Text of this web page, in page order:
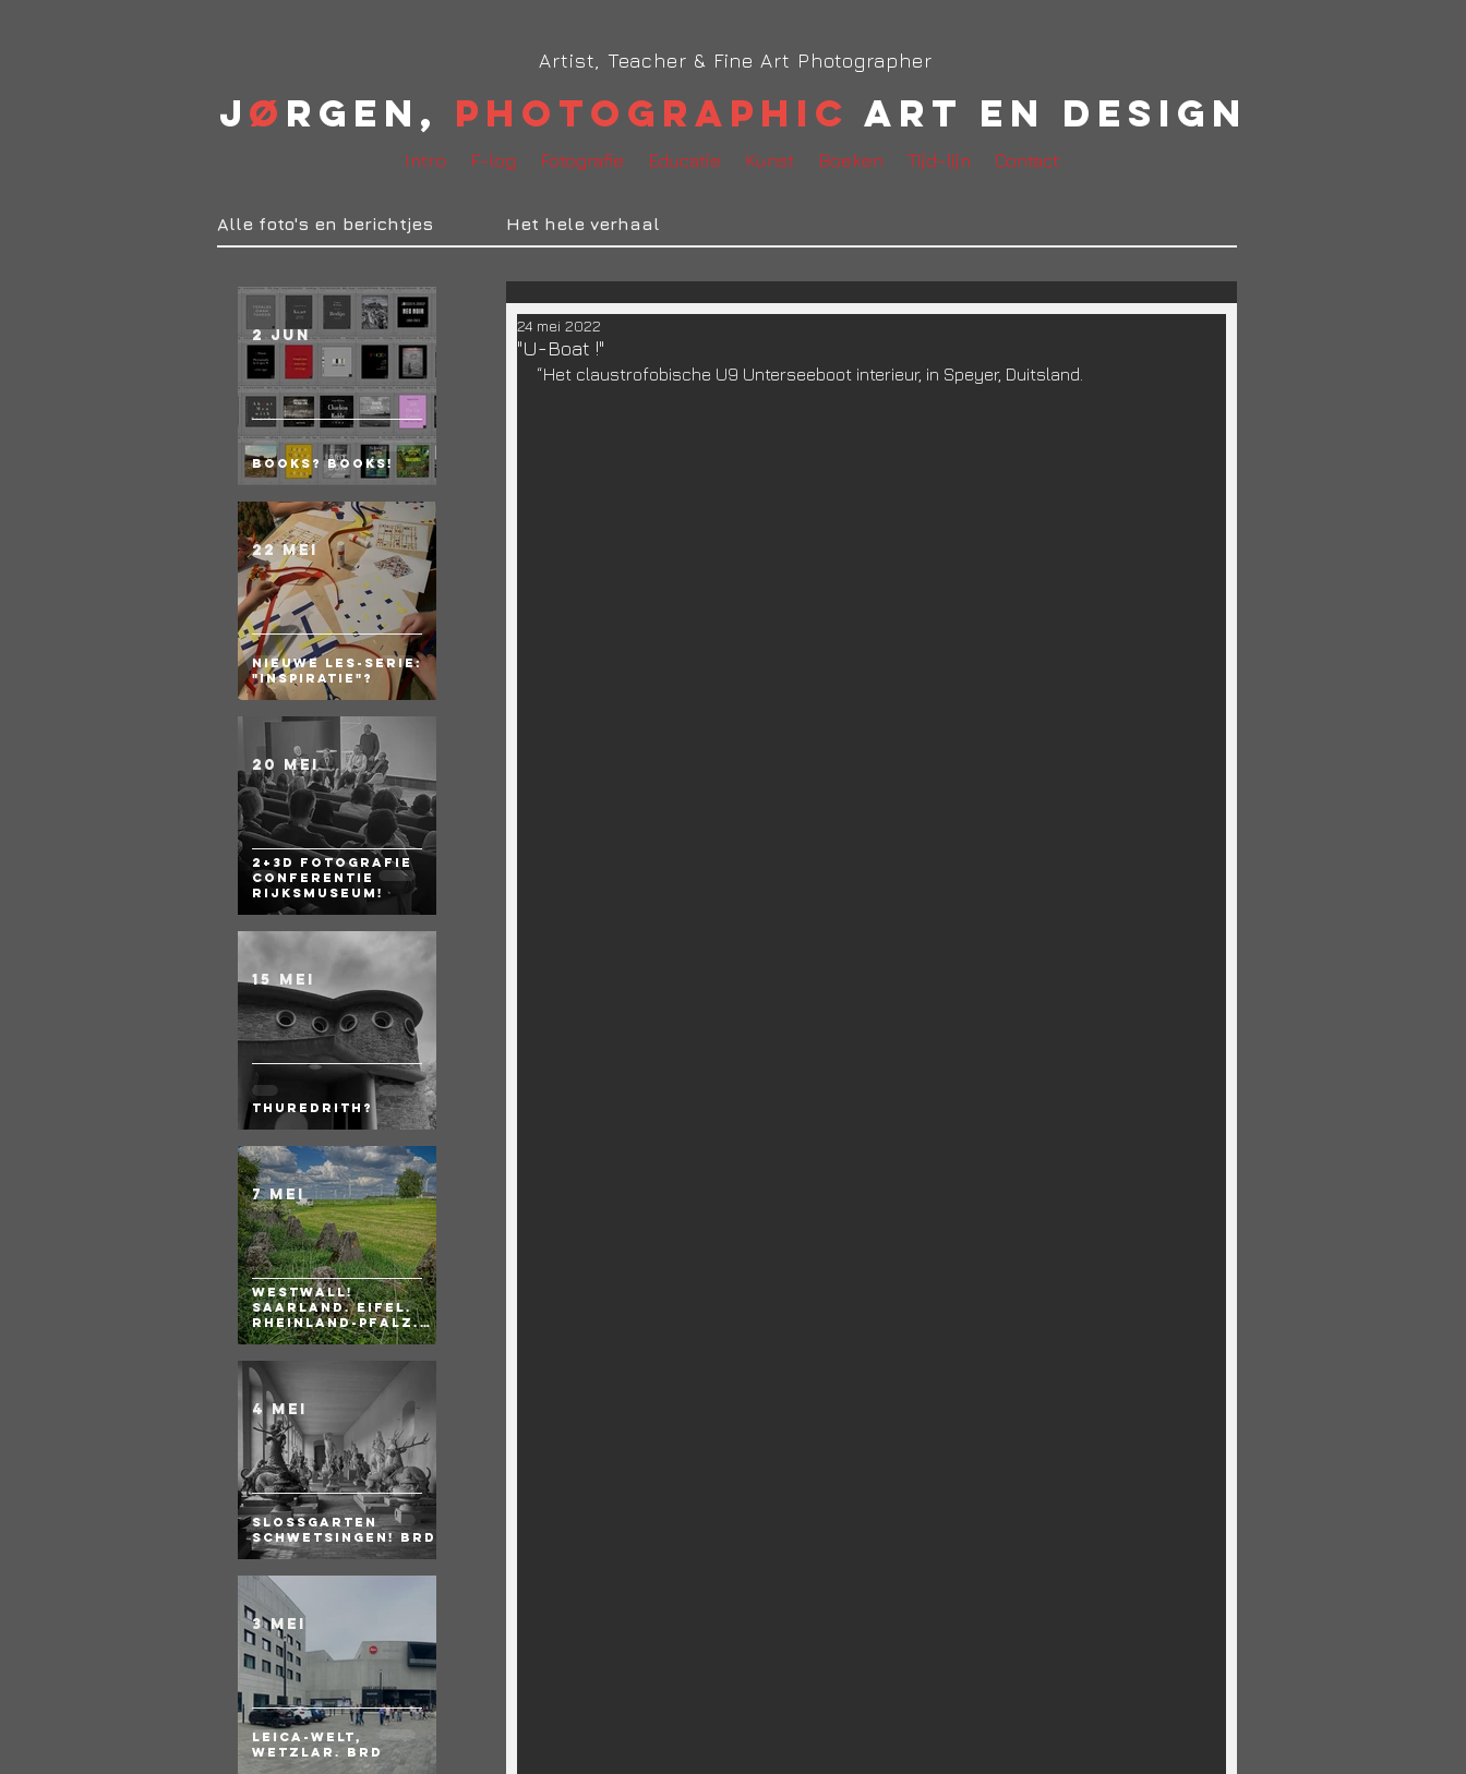
Artist, Teacher & Fine Art Photographer
J ø rgen, Photographic Art en Design
Intro F-log Fotografie Educatie Kunst Boeken Tijd-lijn Contact
Alle foto's en berichtjes Het hele verhaal
Books? BOOKS!
2 jun
Nieuwe les-serie:
"Inspiratie"?
22 mei
2+3D Fotografie
Conferentie
Rijksmuseum!
20 mei
Thuredrith?
15 mei
WESTWALL!
Saarland. Eifel.
Rheinland-Pfalz.
BRD
7 mei
Slossgarten
Schwetsingen! BRD
4 mei
Leica-Welt,
Wetzlar. BRD
3 mei
"U-Boat !"
24 mei 2022
“Het claustrofobische U9 Unterseeboot interieur, in Speyer, Duitsland.